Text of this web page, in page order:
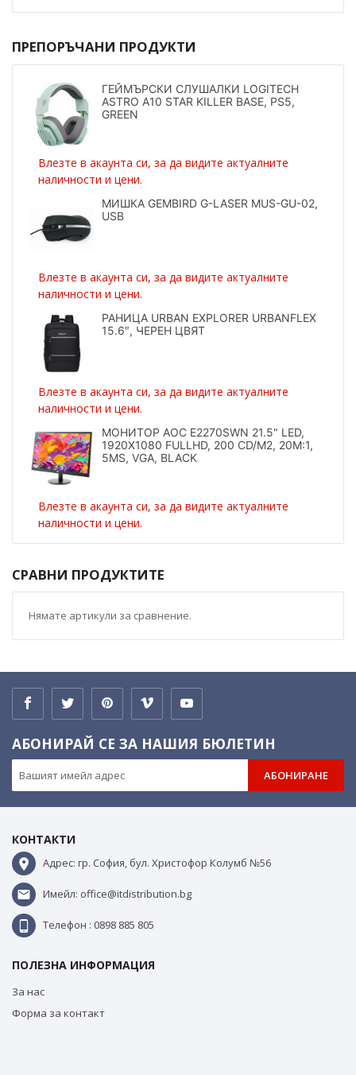
ПРЕПОРЪЧАНИ ПРОДУКТИ
ГЕЙМЪРСКИ СЛУШАЛКИ LOGITECH
ASTRO A10 STAR KILLER BASE, PS5,
GREEN
Влезте в акаунта си, за да видите актуалните
наличности и цени.
МИШКА GEMBIRD G-LASER MUS-GU-02,
USB
Влезте в акаунта си, за да видите актуалните
наличности и цени.
РАНИЦА URBAN EXPLORER URBANFLEX
15.6″, ЧЕРЕН ЦВЯТ
Влезте в акаунта си, за да видите актуалните
наличности и цени.
МОНИТОР AOC E2270SWN 21.5" LED,
1920X1080 FULLHD, 200 CD/M2, 20M:1,
5MS, VGA, BLACK
Влезте в акаунта си, за да видите актуалните
наличности и цени.
СРАВНИ ПРОДУКТИТЕ
Нямате артикули за сравнение.
АБОНИРАЙ СЕ ЗА НАШИЯ БЮЛЕТИН
АБОНИРАНЕ
КОНТАКТИ
Адрес: гр. София, бул. Христофор Колумб №56
Имейл: office@itdistribution.bg
Телефон : 0898 885 805
ПОЛЕЗНА ИНФОРМАЦИЯ
За нас
Форма за контакт